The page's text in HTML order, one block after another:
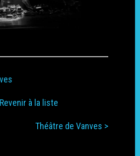
Revenir à la liste
Théâtre de Vanves >